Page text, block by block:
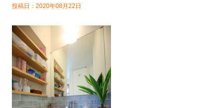
投稿日：2020年08月22日